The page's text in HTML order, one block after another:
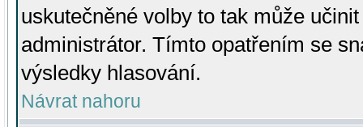
uskutečněné volby to tak může
administrátor. Tímto opatřením se
výsledky hlasování.
Návrat nahoru